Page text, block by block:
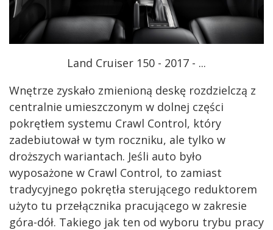
Land Cruiser 150 - 2017 - ...
Wnętrze zyskało zmienioną deskę rozdzielczą z
centralnie umieszczonym w dolnej części
pokrętłem systemu Crawl Control, który
zadebiutował w tym roczniku, ale tylko w
droższych wariantach. Jeśli auto było
wyposażone w Crawl Control, to zamiast
tradycyjnego pokrętła sterującego reduktorem
użyto tu przełącznika pracującego w zakresie
góra-dół. Takiego jak ten od wyboru trybu pracy